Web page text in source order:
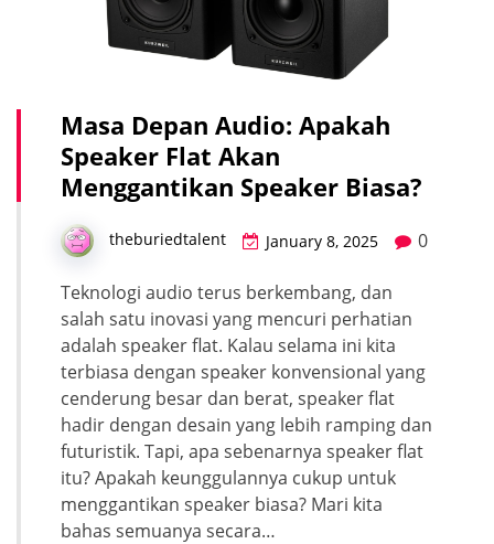
Masa Depan Audio: Apakah
Speaker Flat Akan
Menggantikan Speaker Biasa?
theburiedtalent January 8, 2025 0
Teknologi audio terus berkembang, dan
salah satu inovasi yang mencuri perhatian
adalah speaker flat. Kalau selama ini kita
terbiasa dengan speaker konvensional yang
cenderung besar dan berat, speaker flat
hadir dengan desain yang lebih ramping dan
futuristik. Tapi, apa sebenarnya speaker flat
itu? Apakah keunggulannya cukup untuk
menggantikan speaker biasa? Mari kita
bahas semuanya secara…